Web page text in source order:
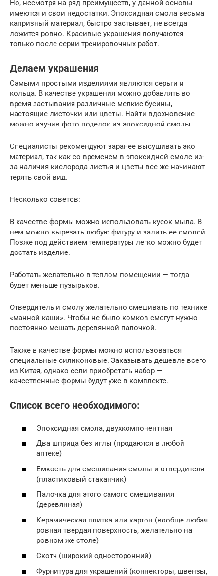
Но, несмотря на ряд преимуществ, у данной основы
имеются и свои недостатки. Эпоксидная смола весьма
капризный материал, быстро застывает, не всегда
ложится ровно. Красивые украшения получаются
только после серии тренировочных работ.
Делаем украшения
Самыми простыми изделиями являются серьги и
кольца. В качестве украшения можно добавлять во
время застывания различные мелкие бусины,
настоящие листочки или цветы. Найти вдохновение
можно изучив фото поделок из эпоксидной смолы.
Специалисты рекомендуют заранее высушивать эко
материал, так как со временем в эпоксидной смоле из-
за наличия кислорода листья и цветы все же начинают
терять свой вид.
Несколько советов:
В качестве формы можно использовать кусок мыла. В
нем можно вырезать любую фигуру и залить ее смолой.
Позже под действием температуры легко можно будет
достать изделие.
Работать желательно в теплом помещении — тогда
будет меньше пузырьков.
Отвердитель и смолу желательно смешивать по технике
«манной каши». Чтобы не было комков смогут нужно
постоянно мешать деревянной палочкой.
Также в качестве формы можно использоваться
специальные силиконовые. Заказывать дешевле всего
из Китая, однако если приобретать набор —
качественные формы будут уже в комплекте.
Список всего необходимого:
Эпоксидная смола, двухкомпонентная
Два шприца без иглы (продаются в любой
аптеке)
Емкость для смешивания смолы и отвердителя
(пластиковый стаканчик)
Палочка для этого самого смешивания
(деревянная)
Керамическая плитка или картон (вообще любая
ровная твердая поверхность, желательно на
ровном же столе)
Скотч (широкий односторонний)
Фурнитура для украшений (коннекторы, швензы,